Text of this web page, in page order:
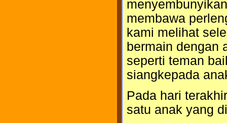
membawa
kami melihat
bermain dengan
seperti teman
siangkepada
Pada hari
satu anak yang